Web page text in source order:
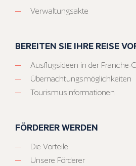
Verwaltungsakte
BEREITEN SIE IHRE REISE
Ausflugsideen in der Franche-
Übernachtungsmöglichkeiten
Tourismusinformationen
FÖRDERER WERDEN
Die Vorteile
Unsere Förderer